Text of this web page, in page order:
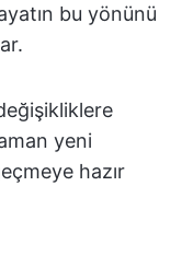
bu yönünü
yeni
hazır